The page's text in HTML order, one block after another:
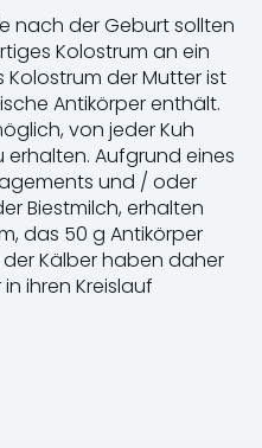
nach der Geburt sollten
Kolostrum an ein
der Mutter ist
Antikörper enthält.
von jeder Kuh
Aufgrund eines
und / oder
Biestmilch, erhalten
das 50 g Antikörper
der Kälber haben daher
ihren Kreislauf